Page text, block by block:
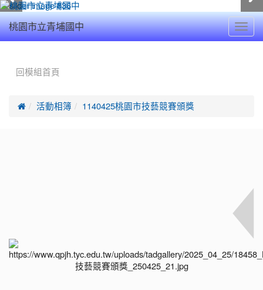
桃園市立青埔國中
回模組首頁
 活動相簿 1140425桃園市技藝競賽頒獎